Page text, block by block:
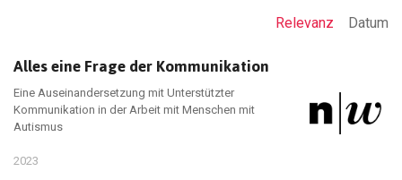
Relevanz Datum
Alles eine Frage der Kommunikation
Eine Auseinandersetzung mit Unterstützter
Kommunikation in der Arbeit mit Menschen mit
Autismus
2023